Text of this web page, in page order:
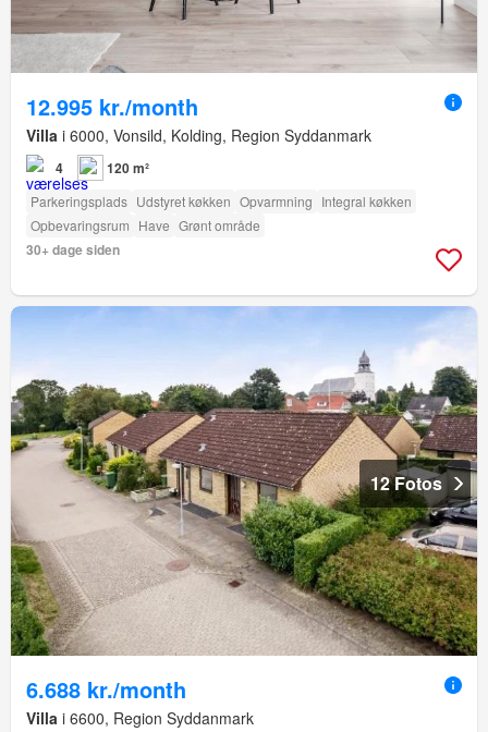
12.995 kr./month
Villa i 6000, Vonsild, Kolding, Region Syddanmark
4 120 m²
Parkeringsplads Udstyret køkken Opvarmning Integral køkken
Opbevaringsrum Have Grønt område
30+ dage siden
12 Fotos
6.688 kr./month
Villa i 6600, Region Syddanmark